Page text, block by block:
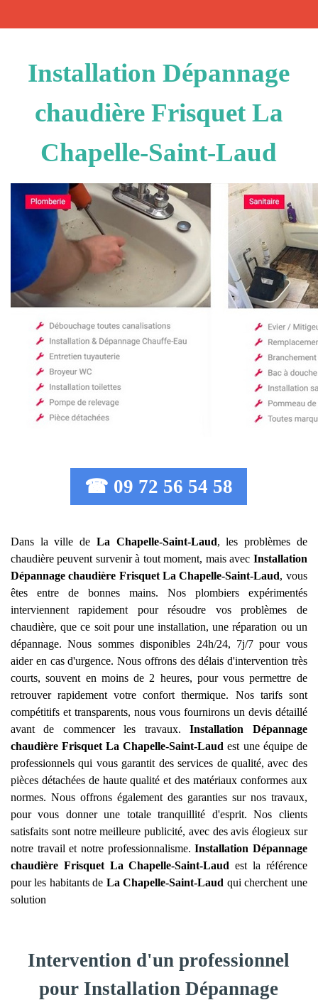
Installation Dépannage
chaudière Frisquet La
Chapelle-Saint-Laud
☎ 09 72 56 54 58
Dans la ville de La Chapelle-Saint-Laud, les problèmes de
chaudière peuvent survenir à tout moment, mais avec Installation
Dépannage chaudière Frisquet La Chapelle-Saint-Laud, vous
êtes entre de bonnes mains. Nos plombiers expérimentés
interviennent rapidement pour résoudre vos problèmes de
chaudière, que ce soit pour une installation, une réparation ou un
dépannage. Nous sommes disponibles 24h/24, 7j/7 pour vous
aider en cas d'urgence. Nous offrons des délais d'intervention très
courts, souvent en moins de 2 heures, pour vous permettre de
retrouver rapidement votre confort thermique. Nos tarifs sont
compétitifs et transparents, nous vous fournirons un devis détaillé
avant de commencer les travaux.Installation Dépannage
chaudière Frisquet La Chapelle-Saint-Laud est une équipe de
professionnels qui vous garantit des services de qualité, avec des
pièces détachées de haute qualité et des matériaux conformes aux
normes. Nous offrons également des garanties sur nos travaux,
pour vous donner une totale tranquillité d'esprit. Nos clients
satisfaits sont notre meilleure publicité, avec des avis élogieux sur
notre travail et notre professionnalisme.Installation Dépannage
chaudière Frisquet La Chapelle-Saint-Laud est la référence
pour les habitants de La Chapelle-Saint-Laud qui cherchent une
solution
Intervention d'un professionnel
pour Installation Dépannage